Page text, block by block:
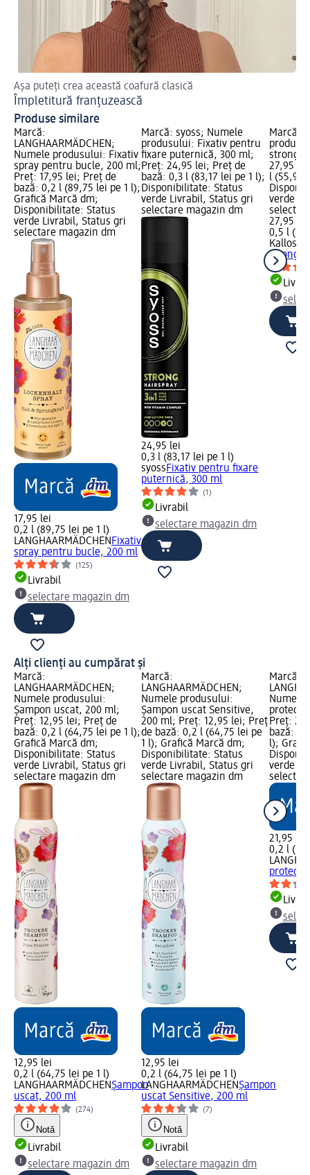
Așa puteți crea această coafură clasică
Împletitură franțuzească
Produse similare
Marcă:
LANGHAARMÄDCHEN;
Numele produsului: Fixativ
spray pentru bucle, 200 ml;
Preț: 17,95 lei; Preț de
bază: 0,2 l (89,75 lei pe 1 l);
Grafică Marcă dm;
Disponibilitate: Status
verde Livrabil, Status gri
selectare magazin dm
17,95 lei
0,2 l (89,75 lei pe 1 l)
LANGHAARMÄDCHENFixativ
spray pentru bucle, 200 ml
(125)
Livrabil
selectare magazin dm
Marcă: syoss; Numele
produsului: Fixativ pentru
fixare puternică, 300 ml;
Preț: 24,95 lei; Preț de
bază: 0,3 l (83,17 lei pe 1 l);
Disponibilitate: Status
verde Livrabil, Status gri
selectare magazin dm
24,95 lei
0,3 l (83,17 lei pe 1 l)
syossFixativ pentru fixare
puternică, 300 ml
(1)
Livrabil
selectare magazin dm
Marcă:
strong,
27,95
l (55,90
verde
27,95 lei
0,5 l
Kallos
strong,
Alți clienți au cumpărat și
Marcă:
LANGHAARMÄDCHEN;
Numele produsului:
Şampon uscat, 200 ml;
Preț: 12,95 lei; Preț de
bază: 0,2 l (64,75 lei pe 1 l);
Grafică Marcă dm;
Disponibilitate: Status
verde Livrabil, Status gri
selectare magazin dm
12,95 lei
0,2 l (64,75 lei pe 1 l)
LANGHAARMÄDCHENŞampon
uscat, 200 ml
(274)
Notă
Livrabil
selectare magazin dm
Marcă:
LANGHAARMÄDCHEN;
Numele produsului:
Șampon uscat Sensitive,
200 ml; Preț: 12,95 lei; Preț
de bază: 0,2 l (64,75 lei pe
1 l); Grafică Marcă dm;
Disponibilitate: Status
verde Livrabil, Status gri
selectare magazin dm
12,95 lei
0,2 l (64,75 lei pe 1 l)
LANGHAARMÄDCHENȘampon
uscat Sensitive, 200 ml
(7)
Notă
Livrabil
selectare magazin dm
Marcă:
Numele
Preț:
bază:
l);
verde
21,95 lei
0,2 l